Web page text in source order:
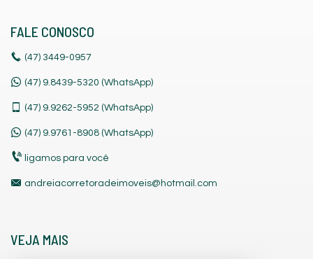
FALE CONOSCO
(47) 3449-0957
(47) 9.8439-5320 (WhatsApp)
(47) 9.9262-5952 (WhatsApp)
(47) 9.9761-8908 (WhatsApp)
ligamos para você
andreiacorretoradeimoveis@hotmail.com
VEJA MAIS